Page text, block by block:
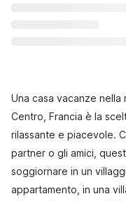
Una casa vacanze
Centro, Francia è la
rilassante e piacevole.
partner o gli amici,
soggiornare in un
appartamento, in una